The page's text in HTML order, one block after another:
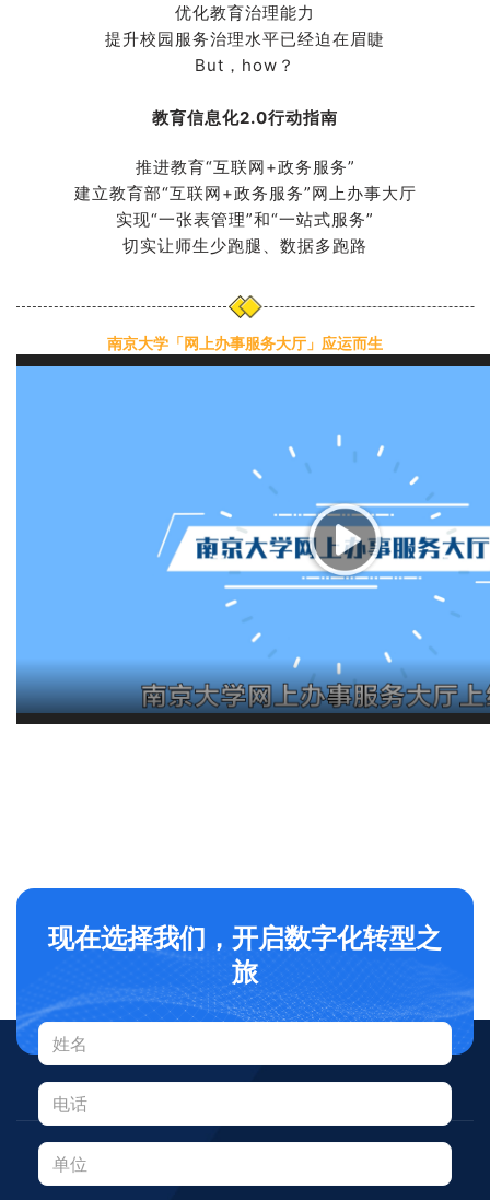
优化教育治理能力
提升校园服务治理水平已经迫在眉睫
But，how？
教育信息化2.0行动指南
推进教育“互联网+政务服务”
建立教育部“互联网+政务服务”网上办事大厅
实现“一张表管理”和“一站式服务”
切实让师生少跑腿、数据多跑路
南京大学「网上办事服务大厅」应运而生
现在选择我们，开启数字化转型之
旅